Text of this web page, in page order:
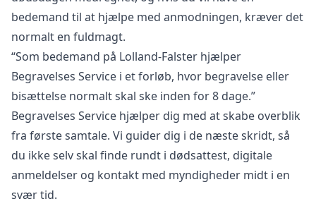
bedemand til at hjælpe med anmodningen, kræver det
normalt en fuldmagt.
“Som bedemand på Lolland-Falster hjælper
Begravelses Service i et forløb, hvor begravelse eller
bisættelse normalt skal ske inden for 8 dage.”
Begravelses Service hjælper dig med at skabe overblik
fra første samtale. Vi guider dig i de næste skridt, så
du ikke selv skal finde rundt i dødsattest, digitale
anmeldelser og kontakt med myndigheder midt i en
svær tid.